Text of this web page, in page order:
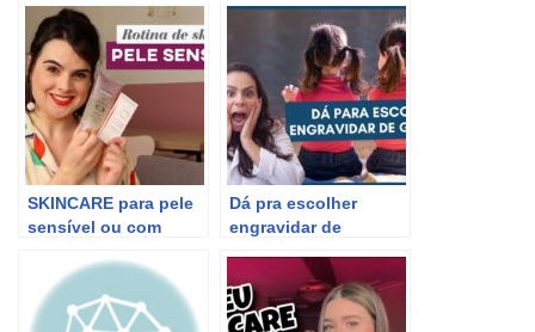
SKINCARE para pele
sensível ou com
essencial por Thais
Marques
Dá pra escolher
engravidar de
de La Rocque